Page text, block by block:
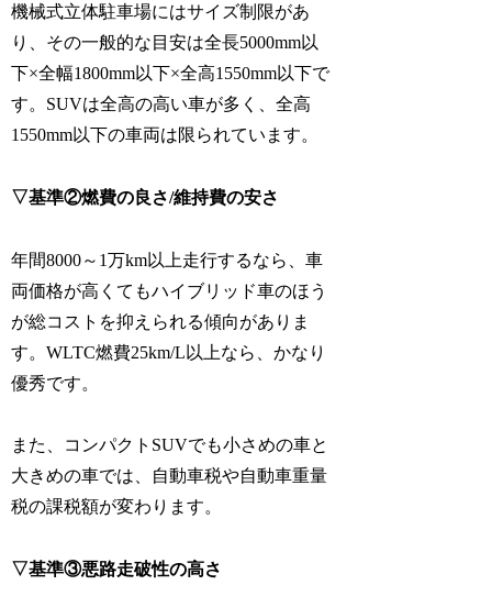
機械式立体駐車場にはサイズ制限があ
り、その一般的な目安は全長5000mm以
下×全幅1800mm以下×全高1550mm以下で
す。SUVは全高の高い車が多く、全高
1550mm以下の車両は限られています。
▽基準②燃費の良さ/維持費の安さ
年間8000～1万km以上走行するなら、車
両価格が高くてもハイブリッド車のほう
が総コストを抑えられる傾向がありま
す。WLTC燃費25km/L以上なら、かなり
優秀です。
また、コンパクトSUVでも小さめの車と
大きめの車では、自動車税や自動車重量
税の課税額が変わります。
▽基準③悪路走破性の高さ